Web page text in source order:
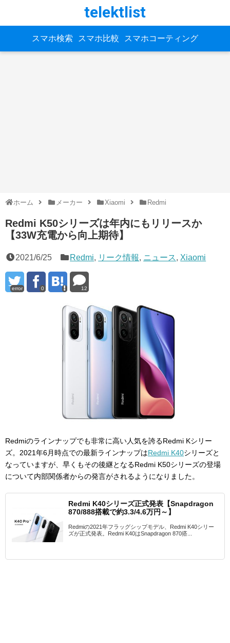
telektlist
スマホ検索 スマホ比較 スマホコーティング
ホーム メーカー Xiaomi Redmi
Redmi K50シリーズは年内にもリリースか
【33W充電から向上期待】
2021/6/25 Redmi, リーク情報, ニュース, Xiaomi
error 0 12
Redmiのラインナップでも非常に高い人気を誇るRedmi Kシリー
ズ。2021年6月時点での最新ラインナップはRedmi K40シリーズと
なっていますが、早くもその後継となるRedmi K50シリーズの登場
について内部関係者からの発言がされるようになりました。
Redmi K40シリーズ正式発表【Snapdragon
870/888搭載で約3.3/4.6万円～】
Redmiの2021年フラッグシップモデル、Redmi K40シリー
ズが正式発表。Redmi K40はSnapdragon 870搭...